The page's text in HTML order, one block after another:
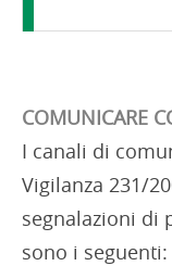
COMUNICARE
I canali di
Vigilanza 231/
segnalazioni di
sono i seguenti: